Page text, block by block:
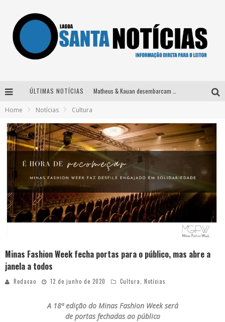
ÚLTIMAS NOTÍCIAS
Selo Moda Music confirma Bel Costa no palco Talentos da Terra do Pedro Leopoldo Rodeio Show
Após sair da KondZilla, DJ Danny Albuquerque inicia nova fase
Home Notícias Cultura
Minas Fashion Week fecha portas para o público, mas abre a
janela a todos
Redacao 12 de junho de 2020 Cultura, Notícias
A 18ª edição do Minas Fashion Week será
de portas fechadas ao público